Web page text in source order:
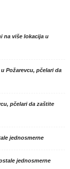
na više lokacija u
Požarevcu, pčelari da
pčelari da zaštite
jednosmerne
jednosmerne